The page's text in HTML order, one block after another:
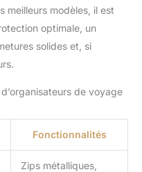
meilleurs modèles, il est
optimale, un
solides et, si
de voyage
Fonctionnalités
Zips métalliques,